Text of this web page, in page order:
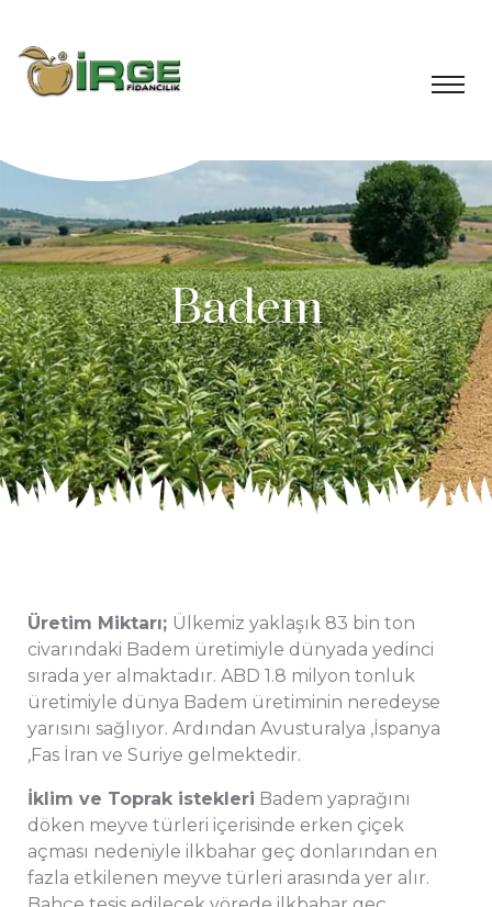
Badem
Üretim Miktarı; Ülkemiz yaklaşık 83 bin ton
civarındaki Badem üretimiyle dünyada yedinci
sırada yer almaktadır. ABD 1.8 milyon tonluk
üretimiyle dünya Badem üretiminin neredeyse
yarısını sağlıyor. Ardından Avusturalya ,İspanya
,Fas İran ve Suriye gelmektedir.
İklim ve Toprak istekleri Badem yaprağını
döken meyve türleri içerisinde erken çiçek
açması nedeniyle ilkbahar geç donlarından en
fazla etkilenen meyve türleri arasında yer alır.